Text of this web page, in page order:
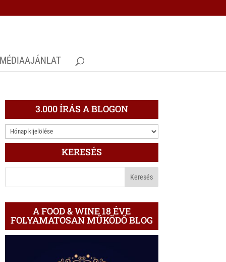
MÉDIAAJÁNLAT
3.000 ÍRÁS A BLOGON
3.000
ÍRÁS
BLOGON
KERESÉS
A FOOD & WINE 18 ÉVE
FOLYAMATOSAN MŰKÖDŐ BLOG